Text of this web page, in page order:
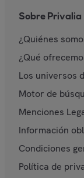
Sobre Privalia
¿Quiénes
¿Qué
Los universos
Motor de
Menciones
Información
Condiciones
Política de